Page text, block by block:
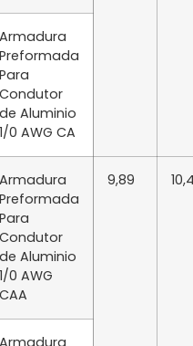
Armadura
Preformada
Para
Condutor
de Aluminio
1/0 AWG CA
Armadura
Preformada
Para
Condutor
de Aluminio
1/0 AWG
CAA
9,89